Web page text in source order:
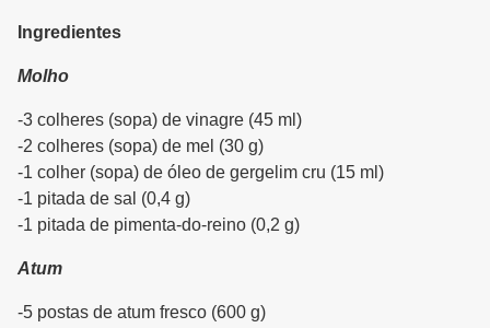
Ingredientes
Molho
-3 colheres (sopa) de vinagre (45 ml)
-2 colheres (sopa) de mel (30 g)
-1 colher (sopa) de óleo de gergelim cru (15 ml)
-1 pitada de sal (0,4 g)
-1 pitada de pimenta-do-reino (0,2 g)
Atum
-5 postas de atum fresco (600 g)